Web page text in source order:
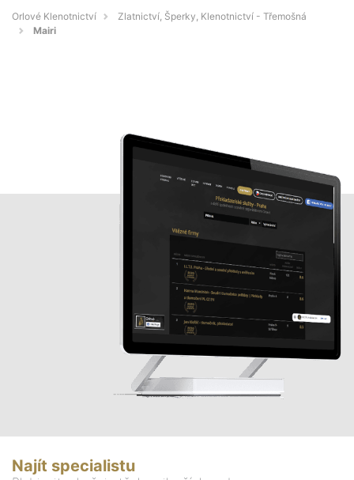
Orlové Klenotnictví
Zlatnictví, Šperky, Klenotnictví - Třemošná
Mairi
Najít specialistu